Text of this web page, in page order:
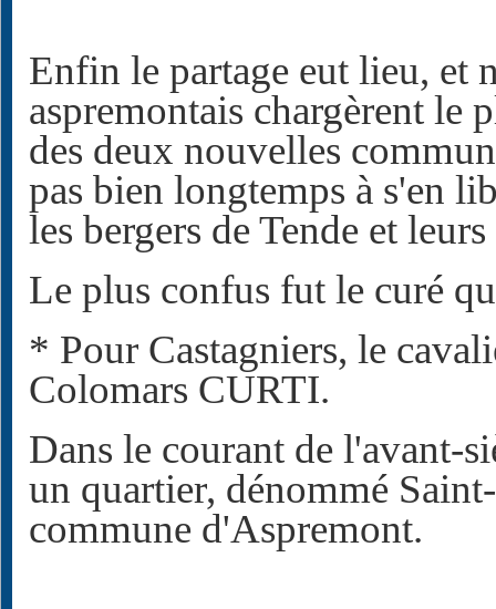
Enfin le partage eut lieu, et
aspremontais chargèrent le
des deux nouvelles
pas bien longtemps à s'en
les bergers de Tende et
Le plus confus fut le curé
* Pour Castagniers, le
Colomars CURTI.
Dans le courant de l'avant-
un quartier, dénommé
commune d'Aspremont.